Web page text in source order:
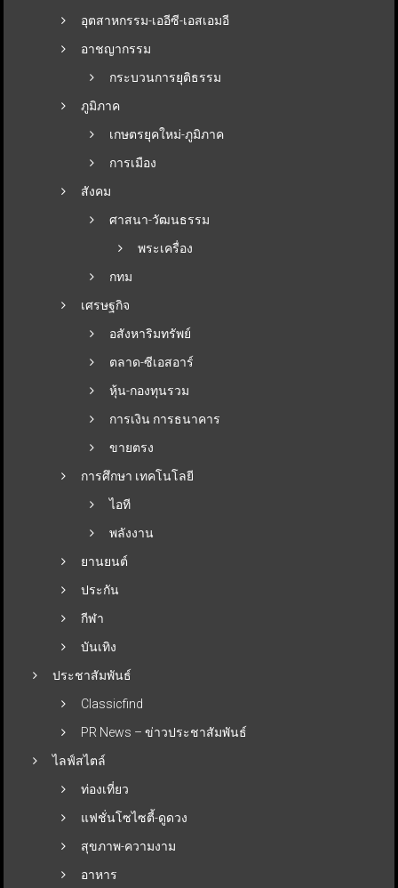
อุตสาหกรรม-เออีซี-เอสเอมอี
อาชญากรรม
กระบวนการยุติธรรม
ภูมิภาค
เกษตรยุคใหม่-ภูมิภาค
การเมือง
สังคม
ศาสนา-วัฒนธรรม
พระเครื่อง
กทม
เศรษฐกิจ
อสังหาริมทรัพย์
ตลาด-ซีเอสอาร์
หุ้น-กองทุนรวม
การเงิน การธนาคาร
ขายตรง
การศึกษา เทคโนโลยี
ไอที
พลังงาน
ยานยนต์
ประกัน
กีฬา
บันเทิง
ประชาสัมพันธ์
Classicfind
PR News – ข่าวประชาสัมพันธ์
ไลฟ์สไตล์
ท่องเที่ยว
แฟชั่นโซไซตี้-ดูดวง
สุขภาพ-ความงาม
อาหาร